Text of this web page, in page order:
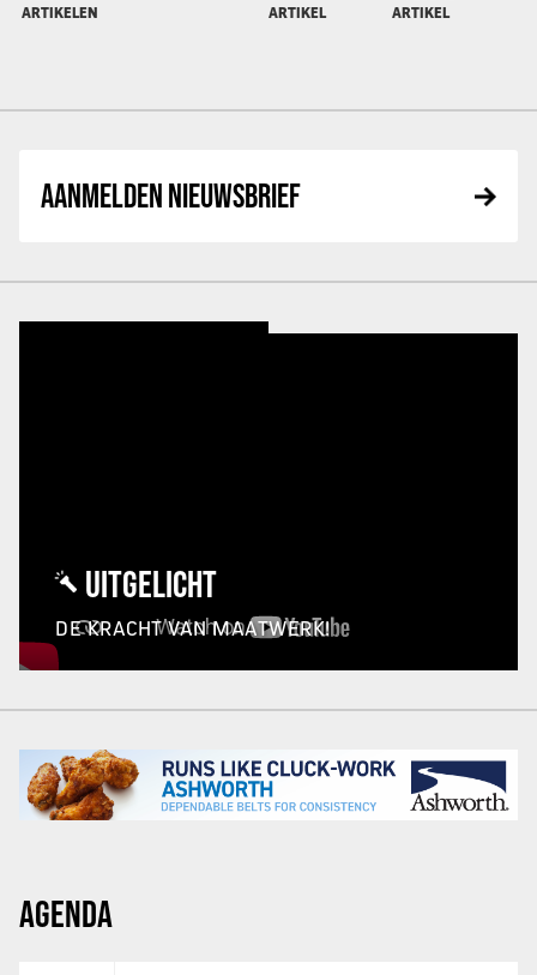
ARTIKELEN
ARTIKEL
ARTIKEL
AANMELDEN NIEUWSBRIEF
UITGELICHT
DE KRACHT VAN MAATWERK!
AGENDA